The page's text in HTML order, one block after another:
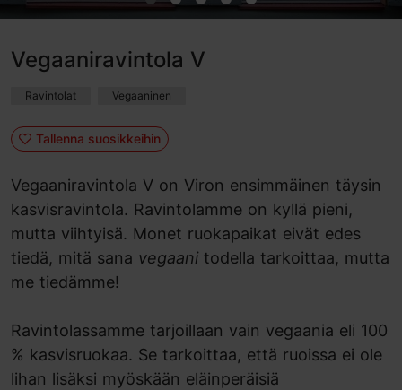
Vegaaniravintola V
Ravintolat Vegaaninen
Tallenna suosikkeihin
Vegaaniravintola V on Viron ensimmäinen täysin
kasvisravintola. Ravintolamme on kyllä pieni,
mutta viihtyisä. Monet ruokapaikat eivät edes
tiedä, mitä sana vegaani todella tarkoittaa, mutta
me tiedämme!
Ravintolassamme tarjoillaan vain vegaania eli 100
% kasvisruokaa. Se tarkoittaa, että ruoissa ei ole
lihan lisäksi myöskään eläinperäisiä